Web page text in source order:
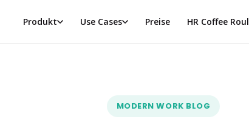
Produkt Use Cases Preise HR Coffee
MODERN WORK BLOG